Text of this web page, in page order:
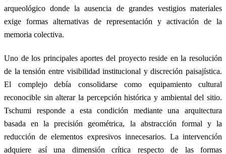
arqueológico donde la ausencia de grandes vestigios materiales
exige formas alternativas de representación y activación de la
memoria colectiva.
Uno de los principales aportes del proyecto reside en la resolución
de la tensión entre visibilidad institucional y discreción paisajística.
El complejo debía consolidarse como equipamiento cultural
reconocible sin alterar la percepción histórica y ambiental del sitio.
Tschumi responde a esta condición mediante una arquitectura
basada en la precisión geométrica, la abstracción formal y la
reducción de elementos expresivos innecesarios. La intervención
adquiere así una dimensión crítica respecto de las formas